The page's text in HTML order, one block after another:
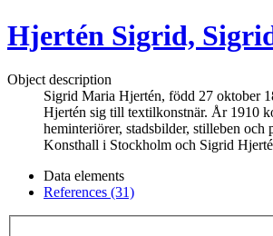
Hjertén Sigrid,
Object description
Sigrid Maria Hjertén, född 27 oktober
Hjertén sig till textilkonstnär. År 1910
heminteriörer, stadsbilder, stilleben
Konsthall i Stockholm och Sigrid
Data elements
References (31)